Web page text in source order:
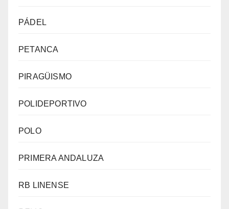
PÁDEL
PETANCA
PIRAGÜISMO
POLIDEPORTIVO
POLO
PRIMERA ANDALUZA
RB LINENSE